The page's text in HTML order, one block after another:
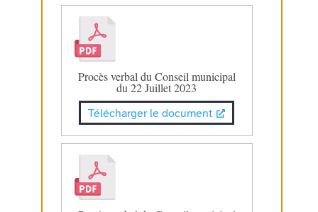
Procès verbal du Conseil municipal
du 22 Juillet 2023
Télécharger le document